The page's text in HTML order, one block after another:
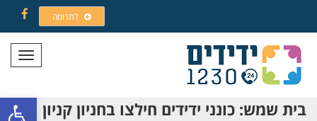
פתח
לתרומה
תפריט
בית שמש: כונני ידידים חילצו בחניון קניון